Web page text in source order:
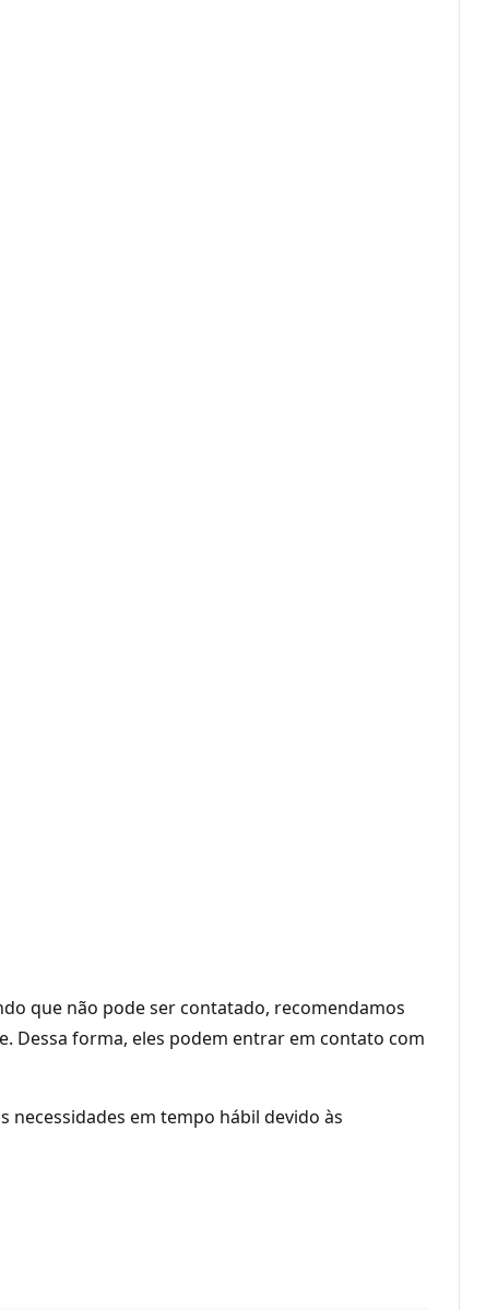
que não pode ser contatado, recomendamos
Dessa forma, eles podem entrar em contato com
necessidades em tempo hábil devido às